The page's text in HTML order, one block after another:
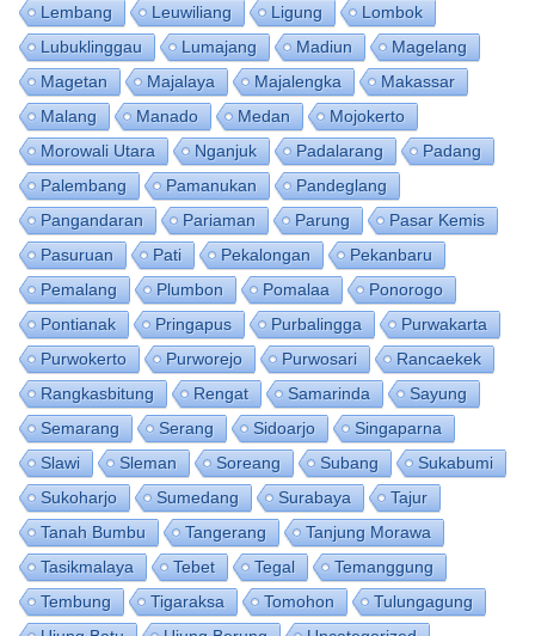
Lembang
Leuwiliang Ligung
Lombok
Lubuklinggau
Lumajang Madiun
Magelang
Magetan
Majalaya Majalengka
Makassar
Malang
Manado Medan
Mojokerto
Morowali Utara
Nganjuk Padalarang
Padang
Palembang
Pamanukan
Pandeglang
Pangandaran
Pariaman Parung
Pasar Kemis
Pasuruan
Pati Pekalongan
Pekanbaru
Pemalang
Plumbon Pomalaa
Ponorogo
Pontianak
Pringapus Purbalingga
Purwakarta
Purwokerto
Purworejo Purwosari
Rancaekek
Rangkasbitung
Rengat Samarinda
Sayung
Semarang
Serang Sidoarjo
Singaparna
Slawi
Sleman Soreang Subang
Sukabumi
Sukoharjo
Sumedang Surabaya
Tajur
Tanah Bumbu
Tangerang
Tanjung Morawa
Tasikmalaya
Tebet Tegal
Temanggung
Tembung
Tigaraksa Tomohon
Tulungagung